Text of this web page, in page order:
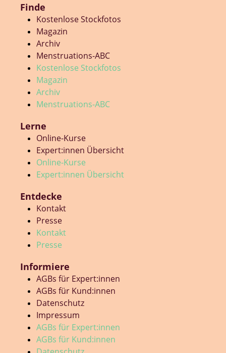
Finde
Kostenlose Stockfotos
Magazin
Archiv
Menstruations-ABC
Kostenlose Stockfotos
Magazin
Archiv
Menstruations-ABC
Lerne
Online-Kurse
Expert:innen Übersicht
Online-Kurse
Expert:innen Übersicht
Entdecke
Kontakt
Presse
Kontakt
Presse
Informiere
AGBs für Expert:innen
AGBs für Kund:innen
Datenschutz
Impressum
AGBs für Expert:innen
AGBs für Kund:innen